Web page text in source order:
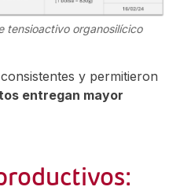
tensioactivo organosilícico
y permitieron
entregan mayor